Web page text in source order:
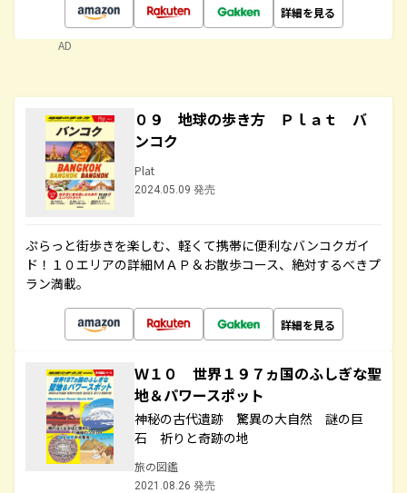
詳細を見る
AD
０９ 地球の歩き方 Ｐｌａｔ バ
ンコク
Plat
2024.05.09 発売
ぷらっと街歩きを楽しむ、軽くて携帯に便利なバンコクガイ
ド！１０エリアの詳細ＭＡＰ＆お散歩コース、絶対するべきプ
ラン満載。
詳細を見る
Ｗ１０ 世界１９７ヵ国のふしぎな聖
地＆パワースポット
神秘の古代遺跡 驚異の大自然 謎の巨
石 祈りと奇跡の地
旅の図鑑
2021.08.26 発売